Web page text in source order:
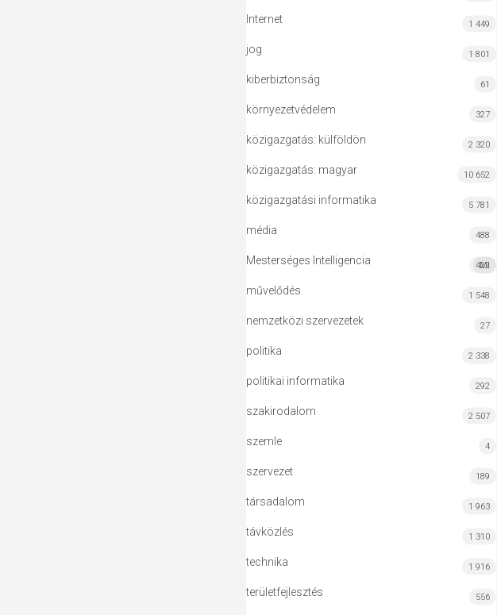
Internet 1 449
jog 1 801
kiberbiztonság 61
környezetvédelem 327
közigazgatás: külföldön 2 320
közigazgatás: magyar 10 652
közigazgatási informatika 5 781
média 488
Mesterséges Intelligencia MI
422
művelődés 1 548
nemzetközi szervezetek 27
politika 2 338
politikai informatika 292
szakirodalom 2 507
szemle 4
szervezet 189
társadalom 1 963
távközlés 1 310
technika 1 916
területfejlesztés 556